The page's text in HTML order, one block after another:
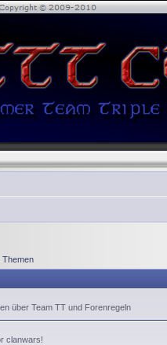
Themen
über Team TT und Forenregeln
clanwars!